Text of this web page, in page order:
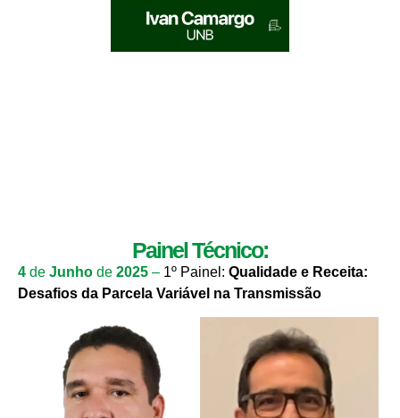
Painel Técnico:
4 de Junho de 2025 – 1º Painel: Qualidade e Receita:
Desafios da Parcela Variável na Transmissão